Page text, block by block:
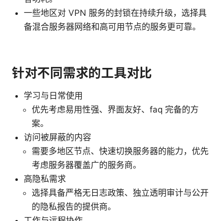
一些地区对 VPN 服务的封锁在持续升级，选择具
备混合服务器网络和高可用节点的服务更可靠。
针对不同需求的工具对比
学习与日常使用
优先考虑易用性强、界面友好、faq 完备的方
案。
访问被屏蔽的内容
需要多地区节点、快速切换服务器的能力，优先
考虑服务器覆盖广的服务商。
高隐私需求
选择具备严格无日志政策、独立透明审计与公开
的隐私报告的提供商。